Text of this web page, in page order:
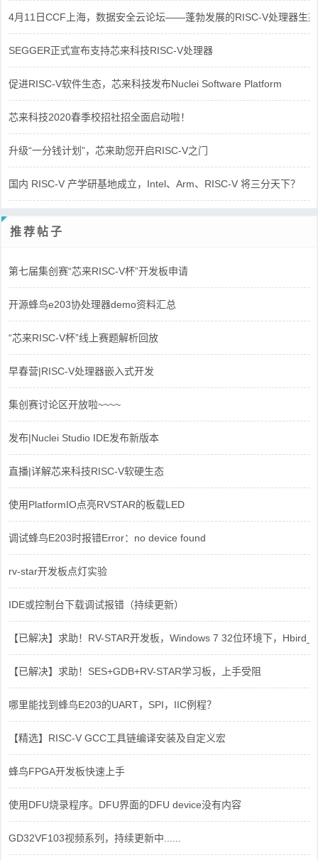
4月11日CCF上海，数据安全云论坛——蓬勃发展的RISC-V处理器生态
SEGGER正式宣布支持芯来科技RISC-V处理器
促进RISC-V软件生态，芯来科技发布Nuclei Software Platform
芯来科技2020春季校招社招全面启动啦！
升级“一分钱计划”，芯来助您开启RISC-V之门
国内 RISC-V 产学研基地成立，Intel、Arm、RISC-V 将三分天下？
推荐帖子
第七届集创赛“芯来RISC-V杯”开发板申请
开源蜂鸟e203协处理器demo资料汇总
“芯来RISC-V杯”线上赛题解析回放
早春营|RISC-V处理器嵌入式开发
集创赛讨论区开放啦~~~~
发布|Nuclei Studio IDE发布新版本
直播|详解芯来科技RISC-V软硬生态
使用PlatformIO点亮RVSTAR的板载LED
调试蜂鸟E203时报错Error：no device found
rv-star开发板点灯实验
IDE或控制台下载调试报错（持续更新）
【已解决】求助！RV-STAR开发板，Windows 7 32位环境下，
【已解决】求助！SES+GDB+RV-STAR学习板，上手受阻
哪里能找到蜂鸟E203的UART，SPI，IIC例程？
【精选】RISC-V GCC工具链编译安装及自定义宏
蜂鸟FPGA开发板快速上手
使用DFU烧录程序。DFU界面的DFU device没有内容
GD32VF103视频系列，持续更新中......